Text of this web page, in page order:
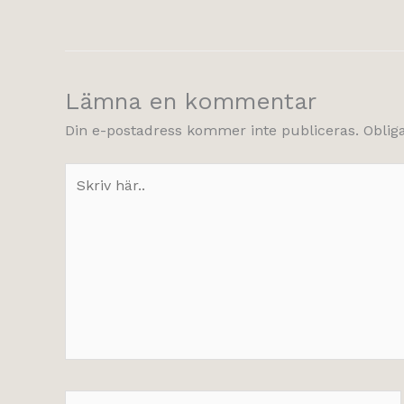
Lämna en kommentar
Din e-postadress kommer inte publiceras.
här..